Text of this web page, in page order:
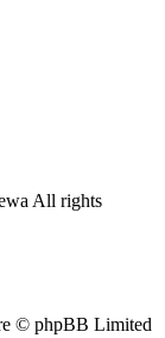
All rights
© phpBB Limited